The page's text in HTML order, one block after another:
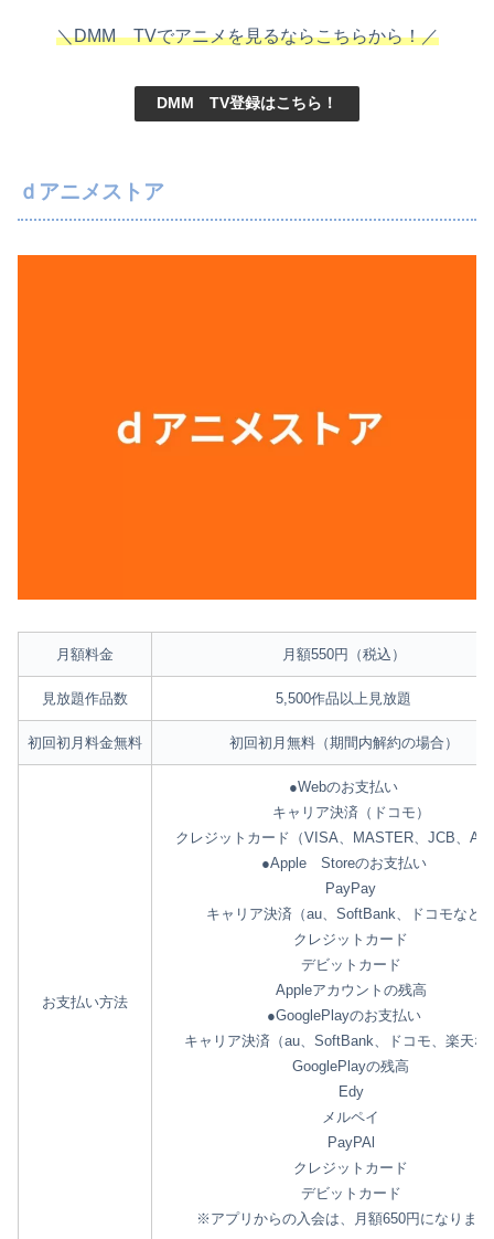
＼DMM TVでアニメを見るならこちらから！／
DMM TV登録はこちら！
ｄアニメストア
月額料金 月額550円（税込）
見放題作品数 5,500作品以上見放題
初回初月料金無料 初回初月無料（期間内解約の場合）
お支払い方法
●Webのお支払い
キャリア決済（ドコモ）
クレジットカード（VISA、MASTER、JCB、
●Apple Storeのお支払い
PayPay
キャリア決済（au、SoftBank、ドコモなど
クレジットカード
デビットカード
Appleアカウントの残高
●GooglePlayのお支払い
キャリア決済（au、SoftBank、ドコモ、楽天な
GooglePlayの残高
Edy
メルペイ
PayPAl
クレジットカード
デビットカード
※アプリからの入会は、月額650円になります